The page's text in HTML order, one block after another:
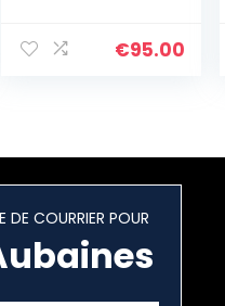
Taille M, Blanc
€95.00
DE COURRIER POUR